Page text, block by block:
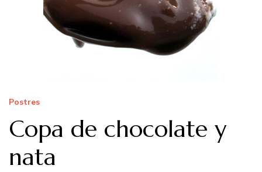
Postres
Copa de chocolate y
nata